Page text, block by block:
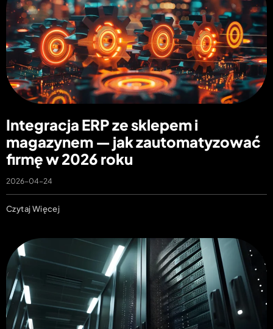
Integracja ERP ze sklepem i
magazynem — jak zautomatyzować
firmę w 2026 roku
2026-04-24
Czytaj Więcej